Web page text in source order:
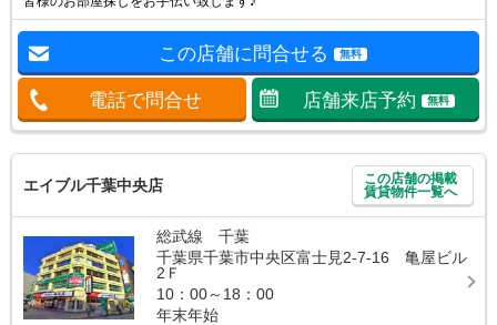
この店舗に問合せる 無料
電話で問合せ 店舗来店予約 無料
エイブル千葉中央店
この店舗の掲載
賃貸物件一覧へ
総武線 千葉
千葉県千葉市中央区富士見2-7-16 亀屋ビル
2Ｆ
10：00～18：00
年末年始